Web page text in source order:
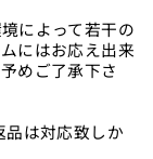
によって若干の
にはお応え出来
めご了承下さ
は対応致しか